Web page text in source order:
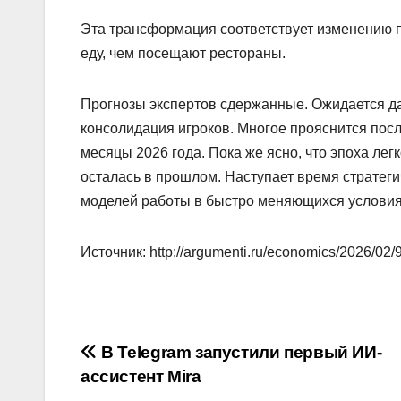
Эта трансформация соответствует изменению
еду, чем посещают рестораны.
Прогнозы экспертов сдержанные. Ожидается
консолидация игроков. Многое прояснится
месяцы 2026 года. Пока же ясно, что эпоха
осталась в прошлом. Наступает время
моделей работы в быстро меняющихся
Источник: http://argumenti.ru/economics/2026/02/
Навигация
В Telegram запустили первый ИИ-
ассистент Mira